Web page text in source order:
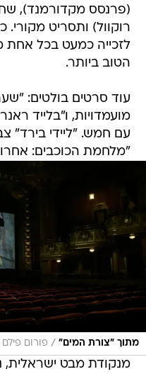
(פרנסס מקדורמנד),
רוקוול) ותסריט מקורי.
לזכייה כמעט בכל אחת
הטוב ביותר.
עוד סרטים בולטים:
עם חמש. "ליידי בירד"
"מלחמת הכוכבים:
מתוך "צורת המים" / פורום פילם
מנקודת מבט ישראלית,